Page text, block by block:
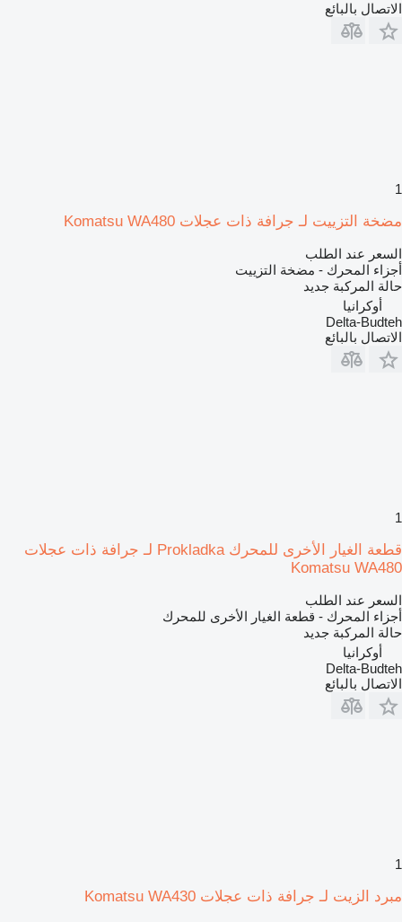
الاتصال بالبائع
1
مضخة التزييت لـ جرافة ذات عجلات Komatsu WA480
السعر عند الطلب
أجزاء المحرك - مضخة التزييت
حالة المركبة جديد
أوكرانيا
Delta-Budteh
الاتصال بالبائع
1
قطعة الغيار الأخرى للمحرك Prokladka لـ جرافة ذات عجلات
Komatsu WA480
السعر عند الطلب
أجزاء المحرك - قطعة الغيار الأخرى للمحرك
حالة المركبة جديد
أوكرانيا
Delta-Budteh
الاتصال بالبائع
1
مبرد الزيت لـ جرافة ذات عجلات Komatsu WA430